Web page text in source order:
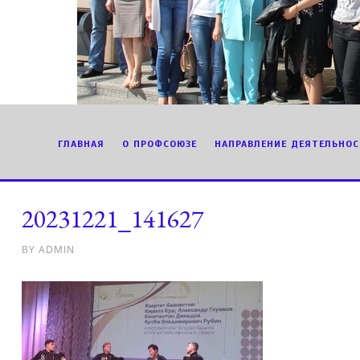
ГЛАВНАЯ О ПРОФСОЮЗЕ НАПРАВЛЕНИЕ
20231221_141627
BY ADMIN